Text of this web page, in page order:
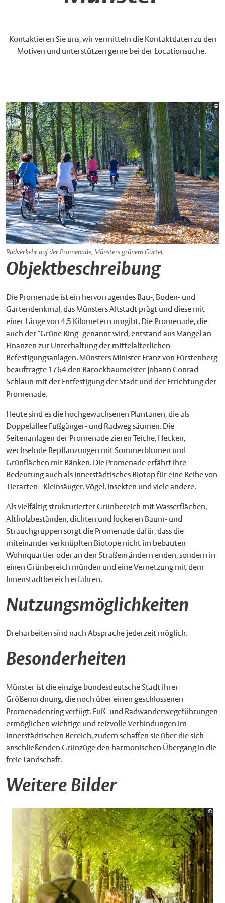
Kontaktieren Sie uns, wir vermitteln die Kontaktdaten zu den
Motiven und unterstützen gerne bei der Locationsuche.
©
Radverkehr auf der Promenade, Münsters grünem Gürtel.
Objektbeschreibung
Die Promenade ist ein hervorragendes Bau-, Boden- und
Gartendenkmal, das Münsters Altstadt prägt und diese mit
einer Länge von 4,5 Kilometern umgibt. Die Promenade, die
auch der "Grüne Ring" genannt wird, entstand aus Mangel an
Finanzen zur Unterhaltung der mittelalterlichen
Befestigungsanlagen. Münsters Minister Franz von Fürstenberg
beauftragte 1764 den Barockbaumeister Johann Conrad
Schlaun mit der Entfestigung der Stadt und der Errichtung der
Promenade.
Heute sind es die hochgewachsenen Plantanen, die als
Doppelallee Fußgänger- und Radweg säumen. Die
Seitenanlagen der Promenade zieren Teiche, Hecken,
wechselnde Bepflanzungen mit Sommerblumen und
Grünflächen mit Bänken. Die Promenade erfährt ihre
Bedeutung auch als innerstädtisches Biotop für eine Reihe von
Tierarten - Kleinsäuger, Vögel, Insekten und viele andere.
Als vielfältig strukturierter Grünbereich mit Wasserflächen,
Altholzbeständen, dichten und lockeren Baum- und
Strauchgruppen sorgt die Promenade dafür, dass die
miteinander verknüpften Biotope nicht im bebauten
Wohnquartier oder an den Straßenrändern enden, sondern in
einen Grünbereich münden und eine Vernetzung mit dem
Innenstadtbereich erfahren.
Nutzungsmöglichkeiten
Dreharbeiten sind nach Absprache jederzeit möglich.
Besonderheiten
Münster ist die einzige bundesdeutsche Stadt ihrer
Größenordnung, die noch über einen geschlossenen
Promenadenring verfügt. Fuß- und Radwanderwegeführungen
ermöglichen wichtige und reizvolle Verbindungen im
innerstädtischen Bereich, zudem schaffen sie über die sich
anschließenden Grünzüge den harmonischen Übergang in die
freie Landschaft.
Weitere Bilder
©